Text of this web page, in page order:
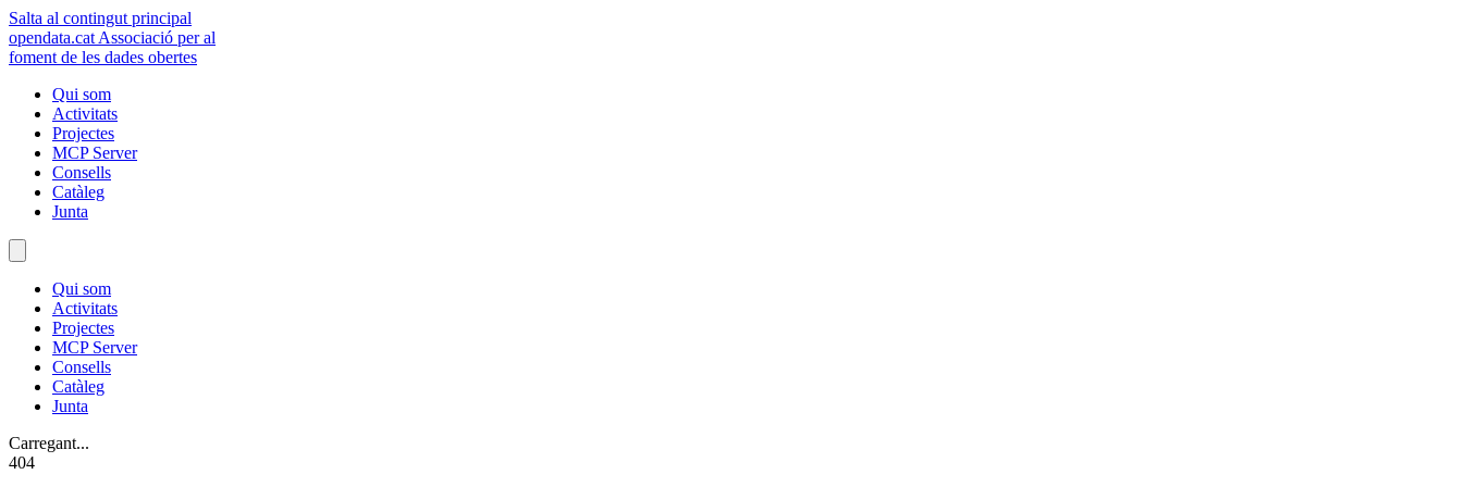
Salta al contingut principal
opendata.cat Associació per al
foment de les dades obertes
Qui som
Activitats
Projectes
MCP Server
Consells
Catàleg
Junta
Qui som
Activitats
Projectes
MCP Server
Consells
Catàleg
Junta
Carregant...
404